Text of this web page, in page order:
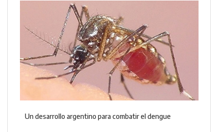
Un desarrollo argentino para combatir el dengue